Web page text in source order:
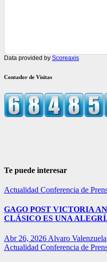
Data provided by Scoreaxis
Contador de Visitas
Te puede interesar
Actualidad Conferencia de
GAGO POST VICTORIA
CLÁSICO ES UNA
Abr 26, 2026 Alvaro Valenzuela
Actualidad Conferencia de